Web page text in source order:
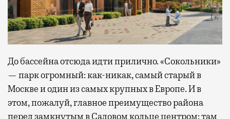
До бассейна отсюда идти прилично. «Сокольники»
— парк огромный: как-никак, самый старый в
Москве и один из самых крупных в Европе. И в
этом, пожалуй, главное преимущество района
перед замкнутым в Садовом кольце центром: там